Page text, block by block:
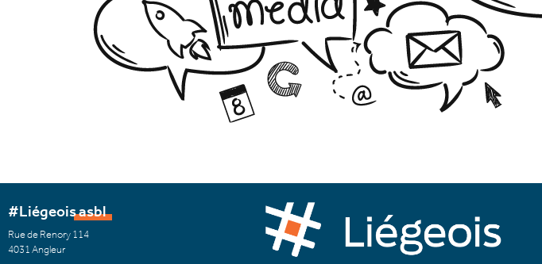
#Liégeois asbl
Rue de Renory 114
4031 Angleur